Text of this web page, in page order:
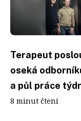
Terapeut
oseká
a půl práce
8 minut čtení